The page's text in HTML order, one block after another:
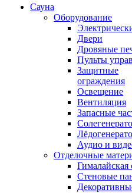
Сауна
Оборудование
Двери
Дровяные
Пульты
Защитные
ограждения
Освещение
Вентиляция
Запасные
Аудио и
Отделочные
Гималайская
Стеновые